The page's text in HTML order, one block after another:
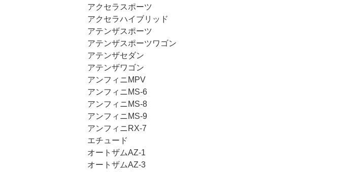
アクセラスポーツ
アクセラハイブリッド
アテンザスポーツ
アテンザスポーツワゴン
アテンザセダン
アテンザワゴン
アンフィニMPV
アンフィニMS-6
アンフィニMS-8
アンフィニMS-9
アンフィニRX-7
エチュード
オートザムAZ-1
オートザムAZ-3